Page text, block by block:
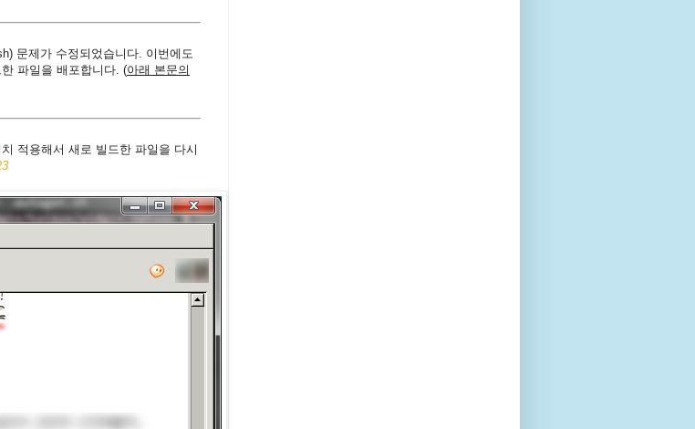
문제가 수정되었습니다. 이번에도
파일을 배포합니다. (아래 본문의
적용해서 새로 빌드한 파일을 다시